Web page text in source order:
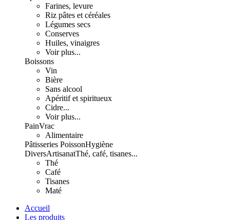
Farines, levure
Riz pâtes et céréales
Légumes secs
Conserves
Huiles, vinaigres
Voir plus...
Boissons
Vin
Bière
Sans alcool
Apéritif et spiritueux
Cidre...
Voir plus...
PainVrac
Alimentaire
Pâtisseries PoissonHygiène
DiversArtisanatThé, café, tisanes...
Thé
Café
Tisanes
Maté
Accueil
Les produits